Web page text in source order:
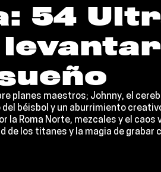
Semanal Álbumes de la Semana
54
planes maestros; Johnny, el
béisbol y un aburrimiento
la Roma Norte, mezcales y el caos
de los titanes y la magia de grabar